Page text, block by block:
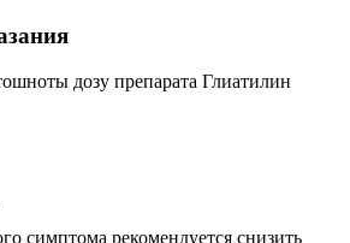
дозу препарата Глиатилин
симптома рекомендуется снизить